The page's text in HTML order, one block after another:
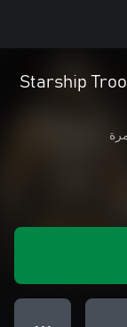
Starship